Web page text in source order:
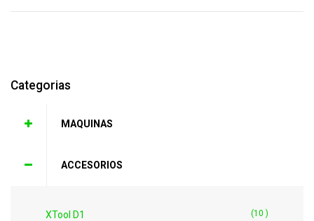
Categorias
MAQUINAS
ACCESORIOS
XTool D1 (10 )